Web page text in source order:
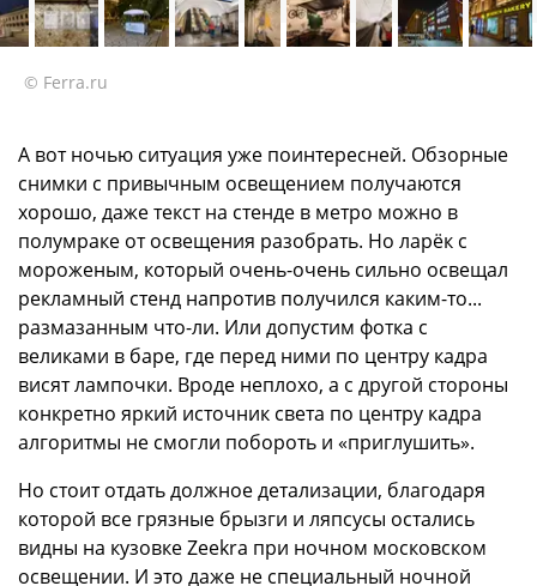
© Ferra.ru
А вот ночью ситуация уже поинтересней. Обзорные
снимки с привычным освещением получаются
хорошо, даже текст на стенде в метро можно в
полумраке от освещения разобрать. Но ларёк с
мороженым, который очень-очень сильно освещал
рекламный стенд напротив получился каким-то...
размазанным что-ли. Или допустим фотка с
великами в баре, где перед ними по центру кадра
висят лампочки. Вроде неплохо, а с другой стороны
конкретно яркий источник света по центру кадра
алгоритмы не смогли побороть и «приглушить».
Но стоит отдать должное детализации, благодаря
которой все грязные брызги и ляпсусы остались
видны на кузовке Zeekra при ночном московском
освещении. И это даже не специальный ночной